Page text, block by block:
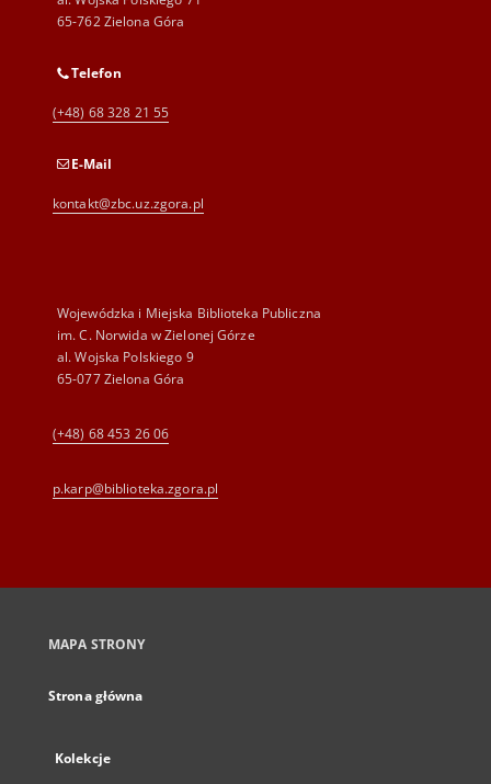
65-762 Zielona Góra
Telefon
(+48) 68 328 21 55
E-Mail
kontakt@zbc.uz.zgora.pl
Wojewódzka i Miejska Biblioteka Publiczna
im. C. Norwida w Zielonej Górze
al. Wojska Polskiego 9
65-077 Zielona Góra
(+48) 68 453 26 06
p.karp@biblioteka.zgora.pl
MAPA STRONY
Strona główna
Kolekcje